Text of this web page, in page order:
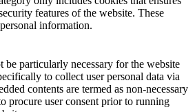
features of the website. These
information.
be particularly necessary for the website
to collect user personal data via
contents are termed as non-necessary
procure user consent prior to running